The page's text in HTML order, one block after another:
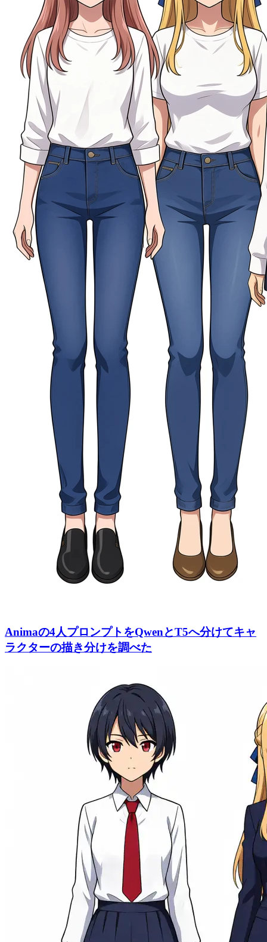
Animaの4人プロンプトをQwenとT5へ分けてキャ
ラクターの描き分けを調べた